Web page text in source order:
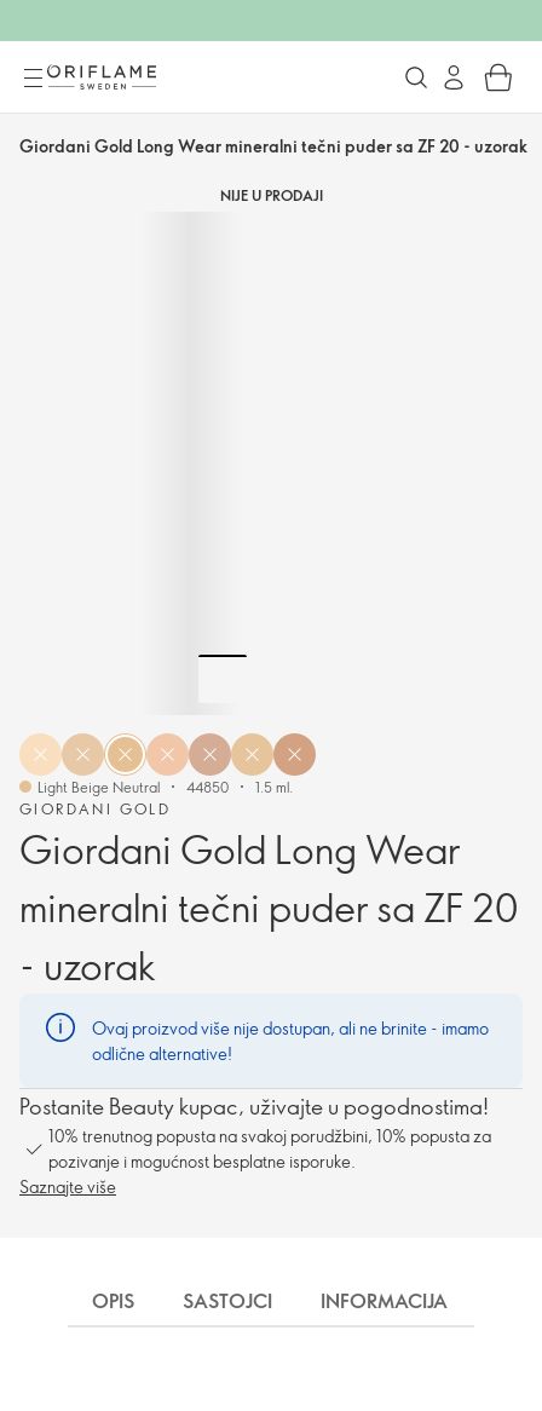
Giordani Gold Long Wear mineralni tečni puder sa ZF 20 - uzorak
NIJE U PRODAJI
GIORDANI GOLD
Giordani Gold Long Wear
mineralni tečni puder sa ZF 20
- uzorak
Light Beige Neutral 44850 1.5 ml.
Ovaj proizvod više nije dostupan, ali ne brinite - imamo
odlične alternative!
Postanite Beauty kupac, uživajte u pogodnostima!
10% trenutnog popusta na svakoj porudžbini, 10% popusta za
pozivanje i mogućnost besplatne isporuke.
Saznajte više
OPIS SASTOJCI INFORMACIJA